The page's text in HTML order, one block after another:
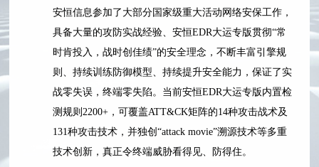
安恒信息参加了大部分国家级重大活动网络安保工作，
具备大量的攻防实战经验、安恒EDR大运专版贯彻“常
时肯投入，战时创佳绩”的安全理念，不断丰富引擎规
则、持续训练防御模型、持续提升安全能力，保证了实
战零失误，终端零失陷。当前安恒EDR大运专版内置检
测规则2200+，可覆盖ATT&CK矩阵的14种攻击战术及
131种攻击技术，并独创“attack movie”溯源技术等多重
技术创新，真正令终端威胁看得见、防得住。